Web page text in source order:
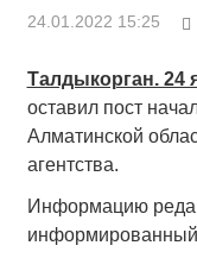
24.01.2022 15:25
Талдыкорган. 24
оставил пост
Алматинской
агентства.
Информацию
информированный